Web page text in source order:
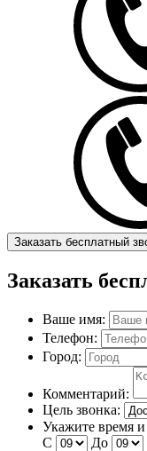
Заказать бесплатный
Заказать
Ваше имя:
Телефон:
Город:
Комментарий:
Цель звонка:
Укажите время и
С
До